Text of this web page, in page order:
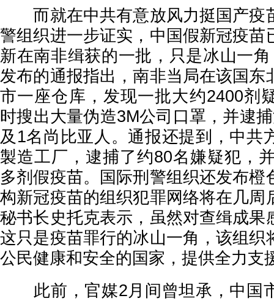
而就在中共有意放风力挺国产疫
警组织进一步证实，中国假新冠疫苗
新在南非缉获的一批，只是冰山一
发布的通报指出，南非当局在该国东
市一座仓库，发现一批大约2400剂
时搜出大量伪造3M公司口罩，并逮
及1名尚比亚人。通报还提到，中共
製造工厂，逮捕了约80名嫌疑犯，
多剂假疫苗。国际刑警组织还发布橙
构新冠疫苗的组织犯罪网络将在几周
秘书长史托克表示，虽然对查缉成果
这只是疫苗罪行的冰山一角，该组织
公民健康和安全的国家，提供全力支
此前，官媒2月间曾坦承，中国